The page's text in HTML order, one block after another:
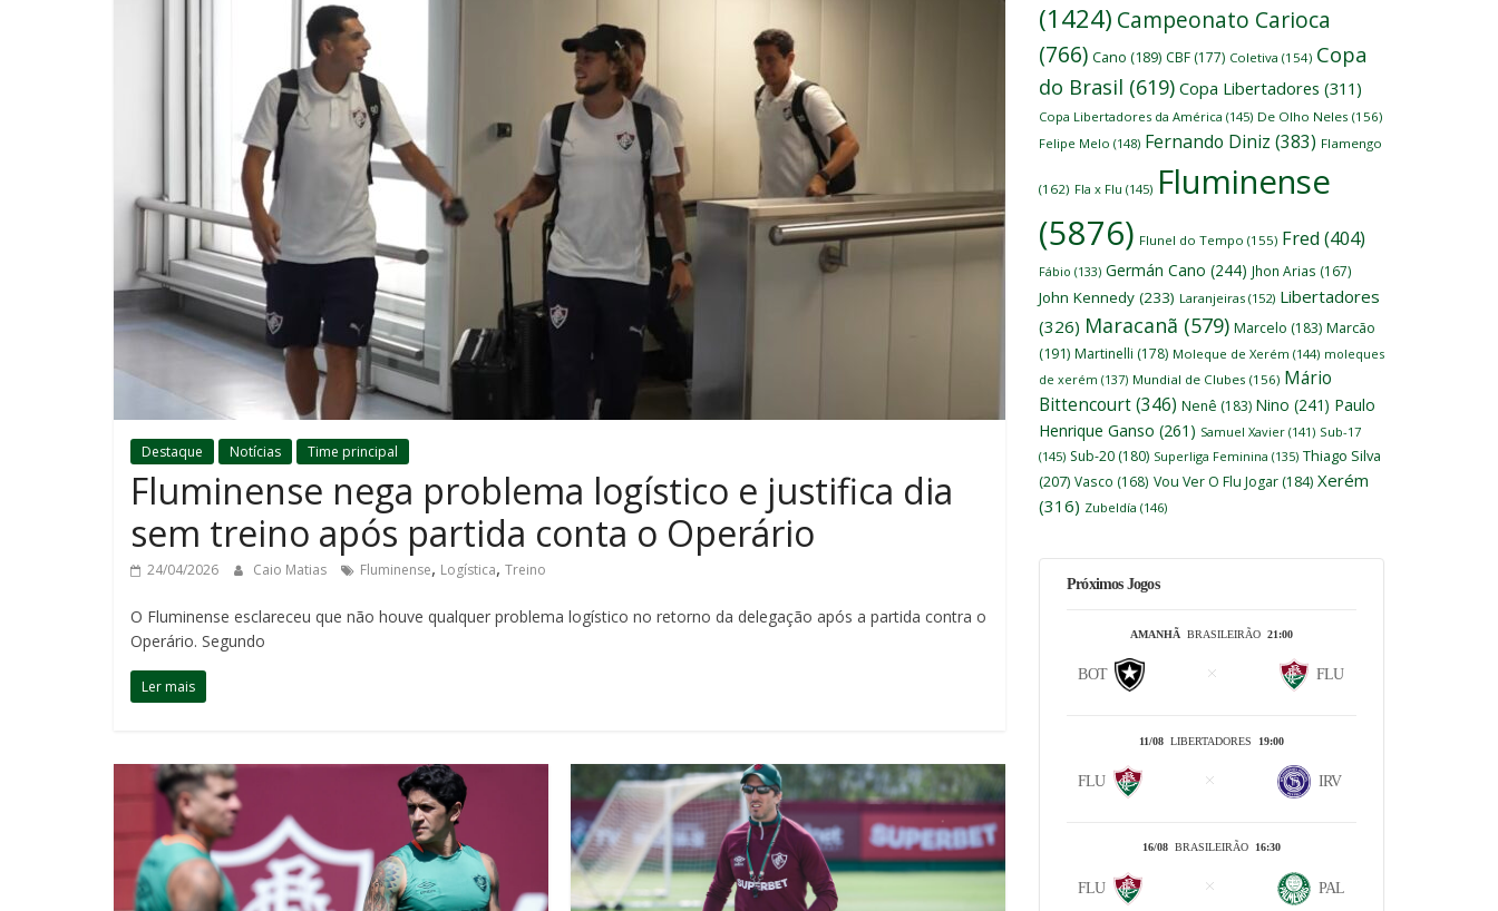
Destaque Notícias Time principal
Fluminense nega problema logístico e justifica dia
sem treino após partida conta o Operário
24/04/2026 Caio Matias Fluminense, Logística, Treino
O Fluminense esclareceu que não houve qualquer problema logístico no retorno da delegação após a partida contra o
Operário. Segundo
Ler mais
(1424) Campeonato Carioca
(766) Cano (189) CBF (177) Coletiva (154) Copa
do Brasil (619) Copa Libertadores (311)
Copa Libertadores da América (145) De Olho Neles (156)
Felipe Melo (148) Fernando Diniz (383) Flamengo
(162) Fla x Flu (145) Fluminense
(5876) Flunel do Tempo (155) Fred (404)
Fábio (133) Germán Cano (244) Jhon Arias (167)
John Kennedy (233) Laranjeiras (152) Libertadores
(326) Maracanã (579) Marcelo (183) Marcão
(191) Martinelli (178) Moleque de Xerém (144) moleques
de xerém (137) Mundial de Clubes (156) Mário
Bittencourt(346) Nenê (183) Nino (241) Paulo
Henrique Ganso (261) Samuel Xavier (141) Sub-17
(145) Sub-20 (180) Superliga Feminina (135) Thiago Silva
(207) Vasco (168) Vou Ver O Flu Jogar (184) Xerém
(316) Zubeldía (146)
Próximos Jogos
AMANHÃ BRASILEIRÃO 21:00
BOT FLU
11/08 LIBERTADORES 19:00
FLU IRV
16/08 BRASILEIRÃO 16:30
FLU PAL